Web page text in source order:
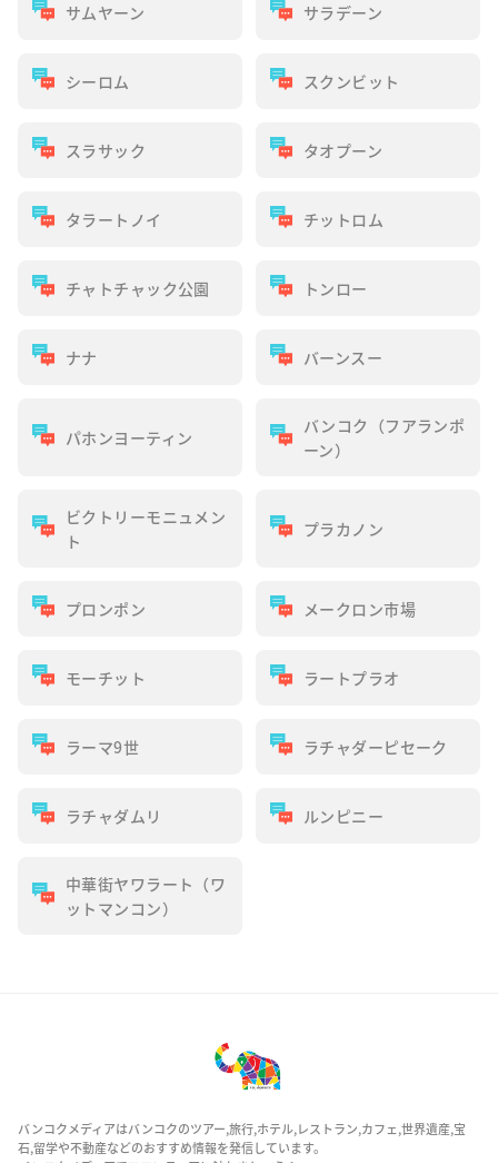
サムヤーン サラデーン
シーロム スクンビット
スラサック タオプーン
タラートノイ チットロム
チャトチャック公園 トンロー
ナナ バーンスー
パホンヨーティン
バンコク（フアランポ
ーン）
ビクトリーモニュメン
ト
プラカノン
プロンポン メークロン市場
モーチット ラートプラオ
ラーマ9世 ラチャダーピセーク
ラチャダムリ ルンピニー
中華街ヤワラート（ワ
ットマンコン）
バンコクメディアはバンコクのツアー,旅行,ホテル,レストラン,カフェ,世界遺産,宝
石,留学や不動産などのおすすめ情報を発信しています。